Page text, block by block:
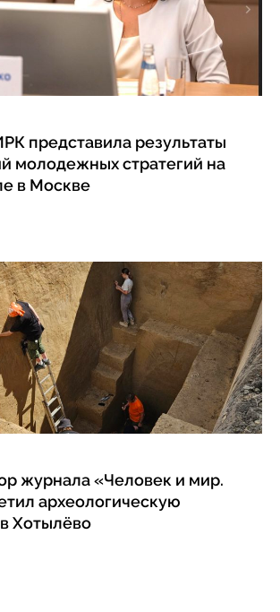
представила результаты
молодежных стратегий на
в Москве
журнала «Человек и мир.
археологическую
Хотылёво